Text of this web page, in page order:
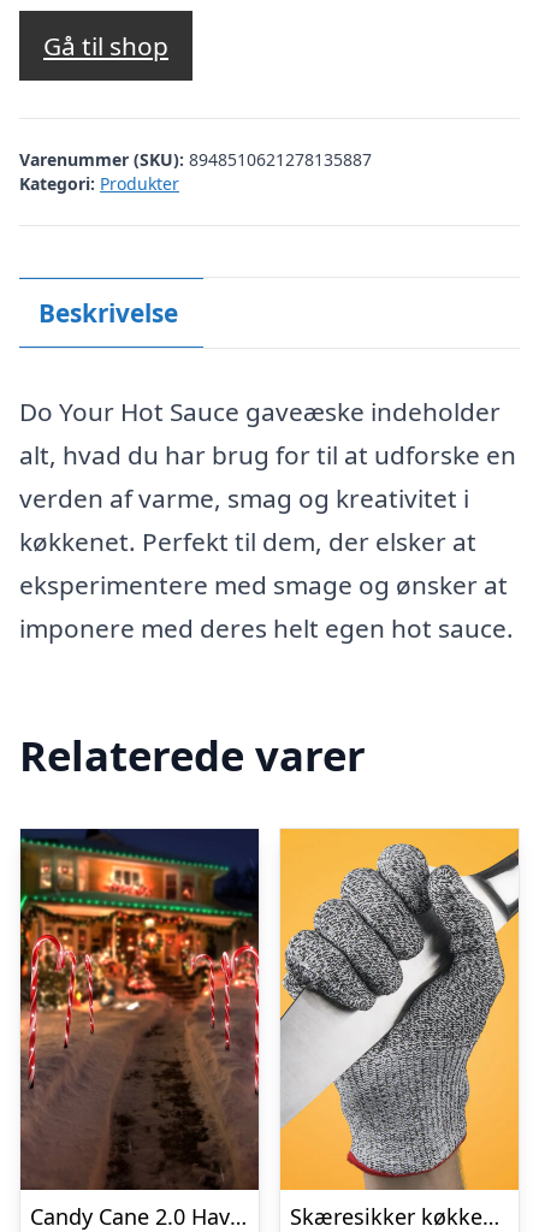
Gå til shop
Varenummer (SKU): 8948510621278135887
Kategori: Produkter
Beskrivelse
Do Your Hot Sauce gaveæske indeholder
alt, hvad du har brug for til at udforske en
verden af varme, smag og kreativitet i
køkkenet. Perfekt til dem, der elsker at
eksperimentere med smage og ønsker at
imponere med deres helt egen hot sauce.
Relaterede varer
Candy Cane 2.0 Havebelysning – Spralla
Skæresikker køkkenhandske